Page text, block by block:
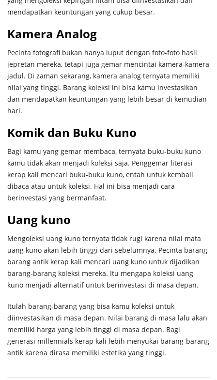
mendapatkan keuntungan yang cukup besar.
Kamera Analog
Pecinta fotografi bukan hanya luput dengan foto-foto hasil
jepretan mereka, tetapi juga gemar mencintai kamera-kamera
jadul. Di zaman sekarang, kamera analog ternyata memiliki
nilai yang tinggi. Barang koleksi ini bisa kamu investasikan
dan mendapatkan keuntungan yang lebih besar di kemudian
hari.
Komik dan Buku Kuno
Bagi kamu yang gemar membaca, ternyata buku-buku kuno
kamu tidak akan menjadi koleksi saja. Penggemar literasi
kerap kali mencari buku-buku kuno, entah untuk kembali
dibaca atau untuk koleksi. Hal ini bisa menjadi cara
berinvestasi yang bermanfaat.
Uang kuno
Mengoleksi uang kuno ternyata tidak rugi karena nilai mata
uang kuno akan lebih tinggi dari sebelumnya. Pecinta barang-
barang antik kerap kali mencari uang kuno untuk dijadikan
barang-barang koleksi mereka. Itu mengapa koleksi uang
kuno menjadi alternatif untuk berinvestasi di masa depan.
Itulah barang-barang yang bisa kamu koleksi untuk
diinvestasikan di masa depan. Nilai barang di masa lalu akan
memiliki harga yang lebih tinggi di masa depan. Bagi
generasi millennials kerap kali lebih menyukai barang-barang
antik karena dirasa memiliki estetika yang tinggi.